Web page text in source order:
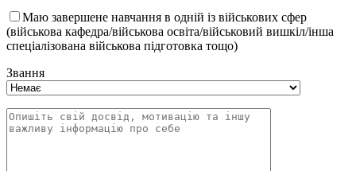
Маю завершене навчання в одній із військових сфер
(військова кафедра/військова освіта/військовий вишкіл/інша
спеціалізована військова підготовка тощо)
Звання